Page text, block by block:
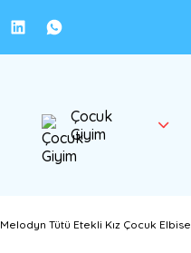
Çocuk
Giyim
Melodyn Tütü Etekli Kız Çocuk Elbise